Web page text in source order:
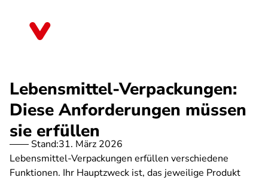
Lebensmittel-Verpackungen:
Diese Anforderungen müssen
sie erfüllen
Stand:31. März 2026
Lebensmittel-Verpackungen erfüllen verschiedene
Funktionen. Ihr Hauptzweck ist, das jeweilige Produkt